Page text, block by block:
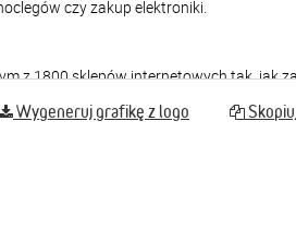
Wygeneruj grafikę z logo